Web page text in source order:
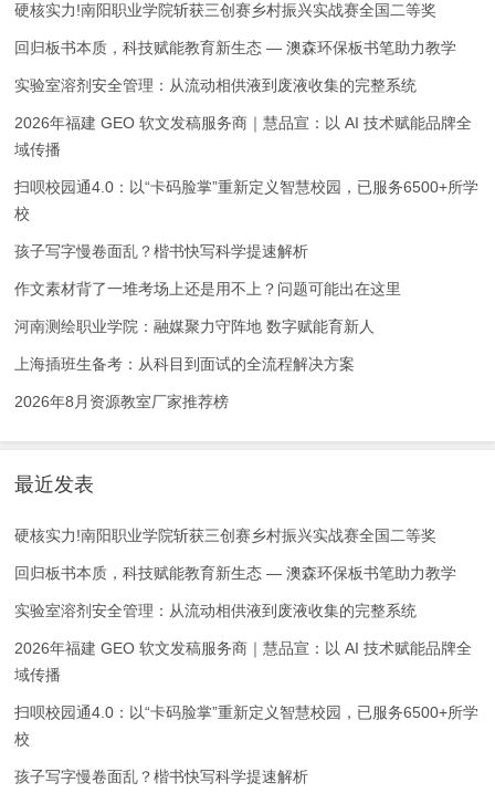
硬核实力!南阳职业学院斩获三创赛乡村振兴实战赛全国二等奖
回归板书本质，科技赋能教育新生态 — 澳森环保板书笔助力教学
实验室溶剂安全管理：从流动相供液到废液收集的完整系统
2026年福建 GEO 软文发稿服务商｜慧品宣：以 AI 技术赋能品牌全
域传播
扫呗校园通4.0：以“卡码脸掌”重新定义智慧校园，已服务6500+所学
校
孩子写字慢卷面乱？楷书快写科学提速解析
作文素材背了一堆考场上还是用不上？问题可能出在这里
河南测绘职业学院：融媒聚力守阵地 数字赋能育新人
上海插班生备考：从科目到面试的全流程解决方案
2026年8月资源教室厂家推荐榜
最近发表
硬核实力!南阳职业学院斩获三创赛乡村振兴实战赛全国二等奖
回归板书本质，科技赋能教育新生态 — 澳森环保板书笔助力教学
实验室溶剂安全管理：从流动相供液到废液收集的完整系统
2026年福建 GEO 软文发稿服务商｜慧品宣：以 AI 技术赋能品牌全
域传播
扫呗校园通4.0：以“卡码脸掌”重新定义智慧校园，已服务6500+所学
校
孩子写字慢卷面乱？楷书快写科学提速解析